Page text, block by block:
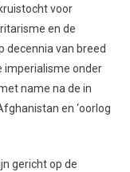
voor
en de
decennia van breed
imperialisme onder
name na de in
en ‘oorlog
gericht op de